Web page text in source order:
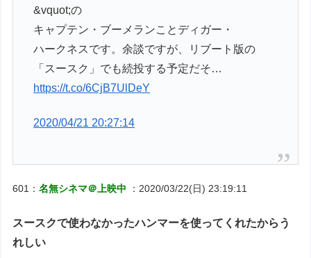
&vquot;の
キャプテン・ブーメランことディガー・
ハークネスです。余談ですが、リブート版の
「スースク」でも続投する予定だそ…
https://t.co/6CjB7UlDeY
2020/04/21 20:27:14
601：名無シネマ＠上映中 ：2020/03/22(日) 23:19:11
スースクで使わなかったハンマーを使ってくれたからう
れしい